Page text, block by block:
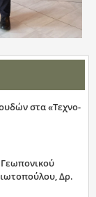
στα «Τεχνο-
Δρ.